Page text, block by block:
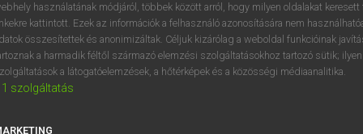
VAN ELŐFIZETÉSED?
megtekintéséhez.
használatának módjáról, többek között arról, hogy milyen oldalakat keresett
kattintott. Ezek az információk a felhasználó azonosítására nem
összesítettek és anonimizáltak. Céljuk kizárólag a weboldal funkcióinak
a harmadik féltől származó elemzési szolgáltatásokhoz tartozó sütik;
a látogatóelemzések, a hőtérképek és a közösségi médiaanalitika.
1 szolgáltatás
a s d f g h j k l é
í y x c v b n m , .